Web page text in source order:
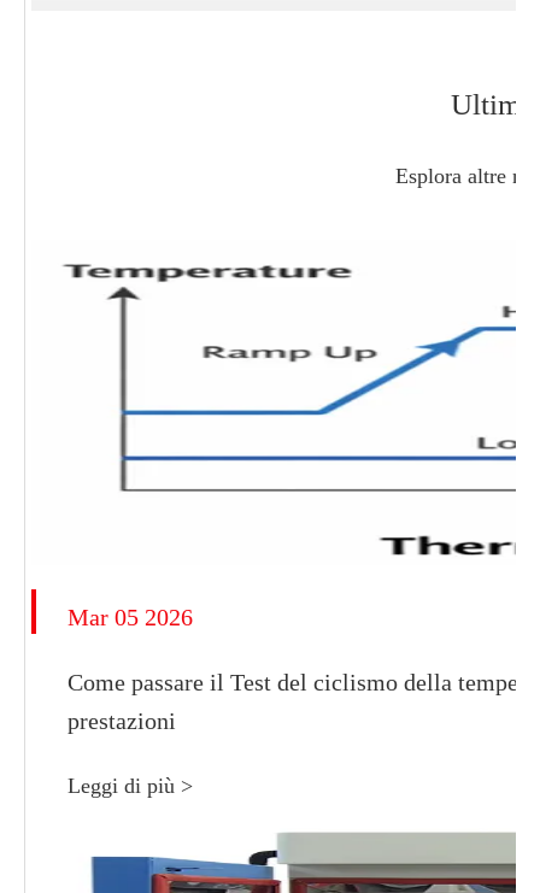
Ultime
Esplora altre
Mar 05 2026
Come passare il Test del ciclismo della
prestazioni
Leggi di più >